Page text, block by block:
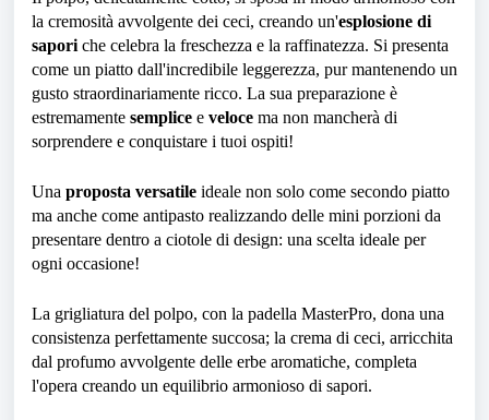
la cremosità avvolgente dei ceci, creando un'esplosione di
sapori che celebra la freschezza e la raffinatezza. Si presenta
come un piatto dall'incredibile leggerezza, pur mantenendo un
gusto straordinariamente ricco. La sua preparazione è
estremamente semplice e veloce ma non mancherà di
sorprendere e conquistare i tuoi ospiti!
Una proposta versatile ideale non solo come secondo piatto
ma anche come antipasto realizzando delle mini porzioni da
presentare dentro a ciotole di design: una scelta ideale per
ogni occasione!
La grigliatura del polpo, con la padella MasterPro, dona una
consistenza perfettamente succosa; la crema di ceci, arricchita
dal profumo avvolgente delle erbe aromatiche, completa
l'opera creando un equilibrio armonioso di sapori.